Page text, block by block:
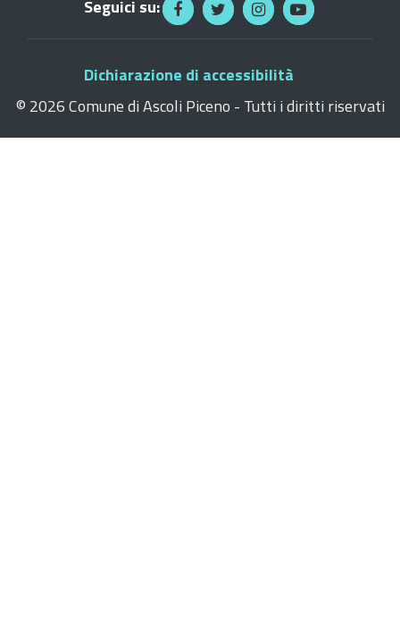
Seguici su:
Dichiarazione di accessibilità
© 2026 Comune di Ascoli Piceno - Tutti i diritti riservati